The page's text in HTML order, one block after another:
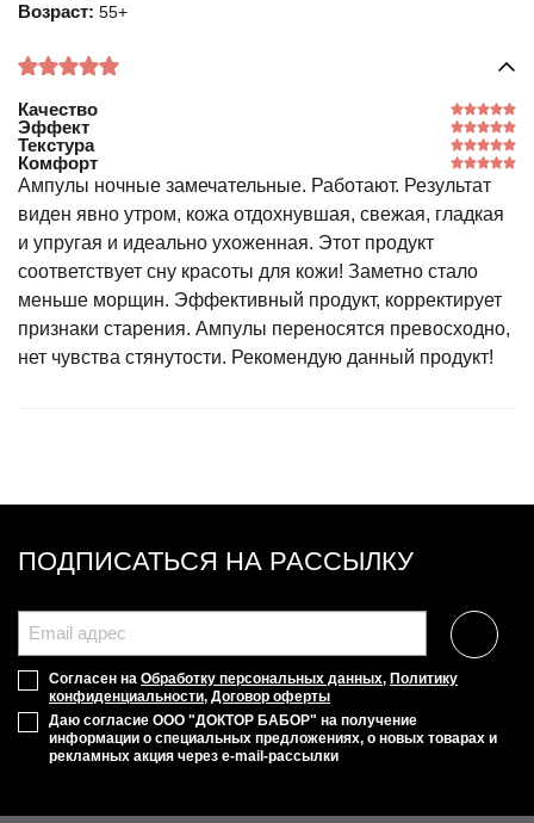
Возраст: 55+
Качество
Эффект
Текстура
Комфорт
Ампулы ночные замечательные. Работают. Результат
виден явно утром, кожа отдохнувшая, свежая, гладкая
и упругая и идеально ухоженная. Этот продукт
соответствует сну красоты для кожи! Заметно стало
меньше морщин. Эффективный продукт, корректирует
признаки старения. Ампулы переносятся превосходно,
нет чувства стянутости. Рекомендую данный продукт!
ПОДПИСАТЬСЯ НА РАССЫЛКУ
Согласен на Обработку персональных данных, Политику
конфиденциальности, Договор оферты
Даю согласие ООО "ДОКТОР БАБОР" на получение
информации о специальных предложениях, о новых товарах и
рекламных акция через e-mail-рассылки